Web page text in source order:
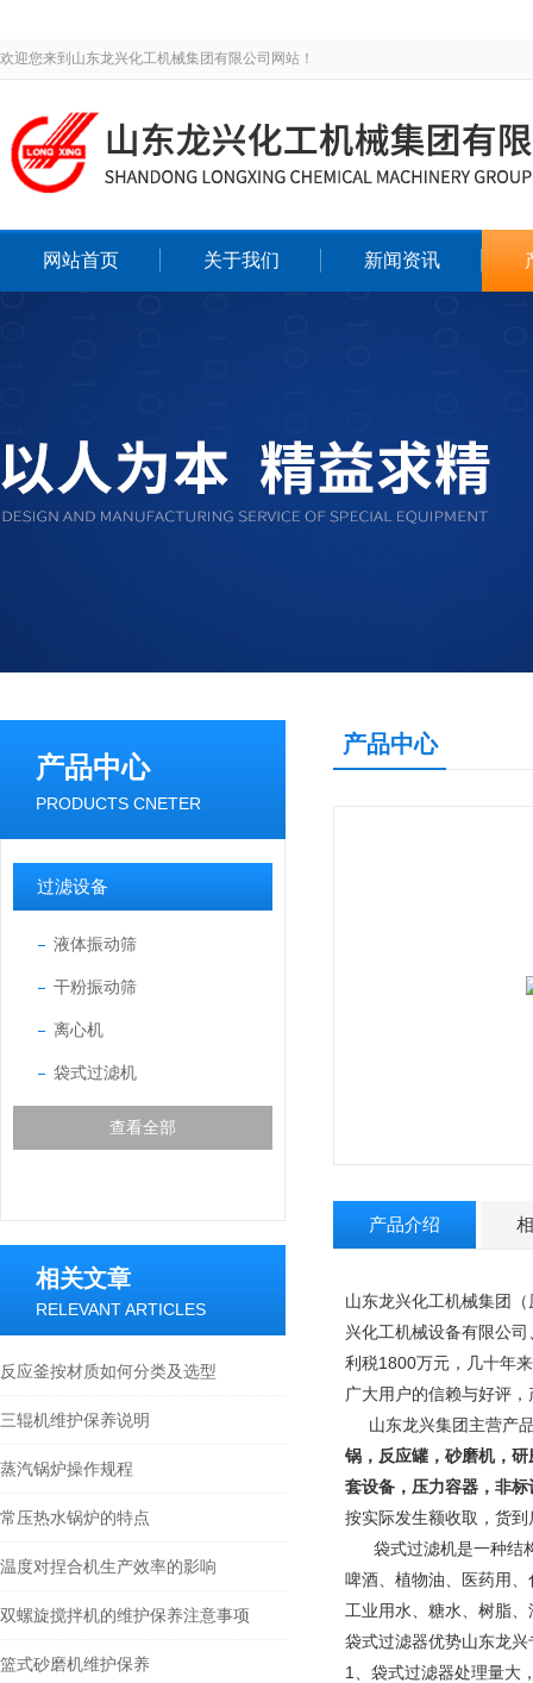
欢迎您来到山东龙兴化工机械集团有限公司网站！
网站首页 关于我们 新闻资讯
产品中心
PRODUCTS CNETER
过滤设备
液体振动筛
干粉振动筛
离心机
袋式过滤机
查看全部
相关文章
RELEVANT ARTICLES
反应釜按材质如何分类及选型
三辊机维护保养说明
蒸汽锅炉操作规程
常压热水锅炉的特点
温度对捏合机生产效率的影响
双螺旋搅拌机的维护保养注意事项
篮式砂磨机维护保养
产品中心
产品介绍
山东龙兴化工机械集团
兴化工机械设备有限公
利税1800万元，几十年
广大用户的信赖与好评
山东龙兴集团主营产
锅，反应罐，砂磨机，
套设备，压力容器，非标
按实际发生额收取，货
袋式过滤机是一种结构
啤酒、植物油、医药用
工业用水、糖水、树脂
袋式过滤器优势山东龙
1、袋式过滤器处理量大